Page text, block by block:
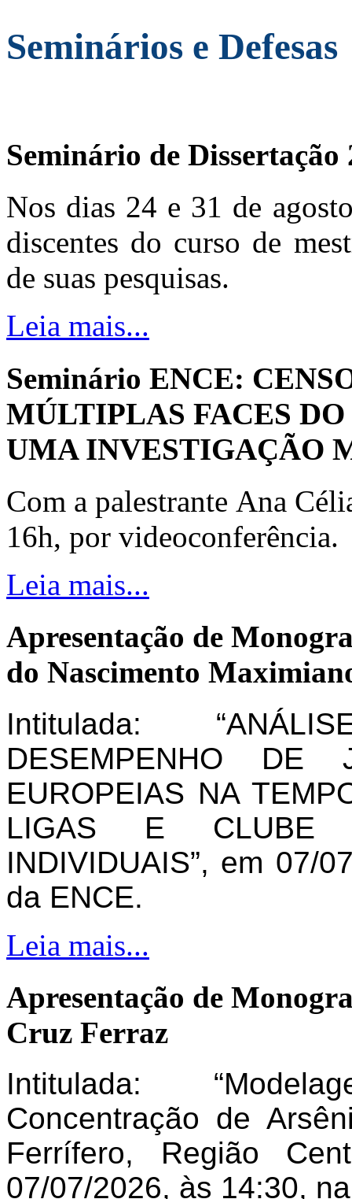
Seminários e Defesas
Seminário de Dissertação
Nos dias 24 e 31 de
discentes do curso de
de suas pesquisas.
Leia mais...
Seminário ENCE:
MÚLTIPLAS FACES
UMA INVESTIGAÇÃO
Com a palestrante Ana
16h, por videoconferência.
Leia mais...
Apresentação de
do Nascimento
Intitulada:
DESEMPENHO DE
EUROPEIAS NA
LIGAS E CLUBE
INDIVIDUAIS”, em 07/
da ENCE.
Leia mais...
Apresentação de
Cruz Ferraz
Intitulada:
Concentração de
Ferrífero, Região
07/07/2026, às 14:30,